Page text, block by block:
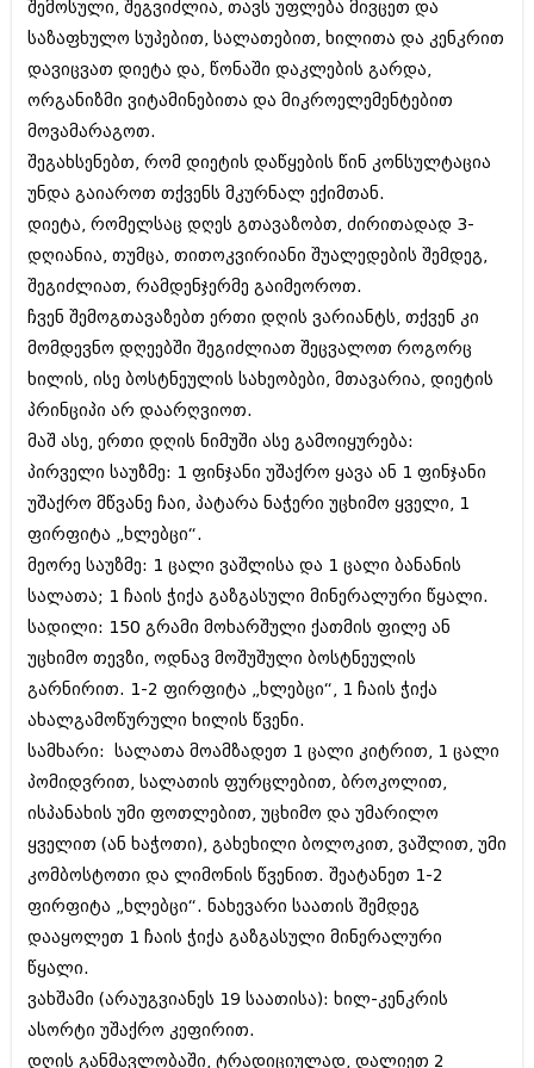
კულინარია
ავტორჩევები
ბელადები
ბიზნესსიახლეები
გვარები
იუმორი
კალეიდოსკოპი
ჰოროსკოპი და შეუცნობელი
კრიმინალი
რომანი და დეტექტივი
სახალისო ამბები
შოუბიზნესი
დაიჯესტი
ქალი და მამაკაცი
ისტორია
სხვადასხვა
ანონსი
არქივი
აგვისტო 2018 (162)
ივლისი 2018 (223)
ივნისი 2018 (244)
მაისი 2018 (211)
მარტი 2018 (256)
თებერვალი 2018 (208)
იანვარი 2018 (215)
ბიზნესსიახლეები
გვარები
თემიდას სასწორი
იუმორი
კალეიდოსკოპი
ჰოროსკოპი და შეუცნობელი
კრიმინალი
რომანი და დეტექტივი
სახალისო ამბები
შოუბიზნესი
დაიჯესტი
ქალი და მამაკაცი
ისტორია
სხვადასხვა
ანონსი
არქივი
ნოემბერი 2020 (103)
სექტემბერი 2020 (204)
აგვისტო 2020 (249)
ივლისი 2020 (204)
ივნისი 2020 (249)
არქივის ზომის ნახვა
შემოსული, შეგვიძლია, თავს უფლება მივცეთ და
საზაფხულო სუპებით, სალათებით, ხილითა და კენკრით
დავიცვათ დიეტა და, წონაში დაკლების გარდა,
ორგანიზმი ვიტამინებითა და მიკროელემენტებით
მოვამარაგოთ.
შეგახსენებთ, რომ დიეტის დაწყების წინ კონსულტაცია
უნდა გაიაროთ თქვენს მკურნალ ექიმთან.
დიეტა, რომელსაც დღეს გთავაზობთ, ძირითადად 3-
დღიანია, თუმცა, თითოკვირიანი შუალედების შემდეგ,
შეგიძლიათ, რამდენჯერმე გაიმეოროთ.
ჩვენ შემოგთავაზებთ ერთი დღის ვარიანტს, თქვენ კი
მომდევნო დღეებში შეგიძლიათ შეცვალოთ როგორც
ხილის, ისე ბოსტნეულის სახეობები, მთავარია, დიეტის
პრინციპი არ დაარღვიოთ.
მაშ ასე, ერთი დღის ნიმუში ასე გამოიყურება:
პირველი საუზმე: 1 ფინჯანი უშაქრო ყავა ან 1 ფინჯანი
უშაქრო მწვანე ჩაი, პატარა ნაჭერი უცხიმო ყველი, 1
ფირფიტა „ხლებცი“.
მეორე საუზმე: 1 ცალი ვაშლისა და 1 ცალი ბანანის
სალათა; 1 ჩაის ჭიქა გაზგასული მინერალური წყალი.
სადილი: 150 გრამი მოხარშული ქათმის ფილე ან
უცხიმო თევზი, ოდნავ მოშუშული ბოსტნეულის
გარნირით. 1-2 ფირფიტა „ხლებცი“, 1 ჩაის ჭიქა
ახალგამოწურული ხილის წვენი.
სამხარი: სალათა მოამზადეთ 1 ცალი კიტრით, 1 ცალი
პომიდვრით, სალათის ფურცლებით, ბროკოლით,
ისპანახის უმი ფოთლებით, უცხიმო და უმარილო
ყველით (ან ხაჭოთი), გახეხილი ბოლოკით, ვაშლით, უმი
კომბოსტოთი და ლიმონის წვენით. შეატანეთ 1-2
ფირფიტა „ხლებცი“. ნახევარი საათის შემდეგ
დააყოლეთ 1 ჩაის ჭიქა გაზგასული მინერალური
წყალი.
ვახშამი (არაუგვიანეს 19 საათისა): ხილ-კენკრის
ასორტი უშაქრო კეფირით.
დღის განმავლობაში, ტრადიციულად, დალიეთ 2